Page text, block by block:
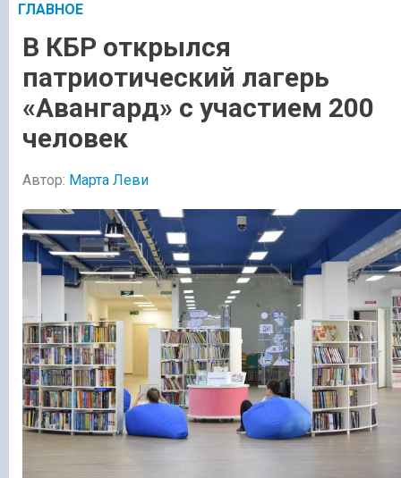
ГЛАВНОЕ
В КБР открылся
патриотический лагерь
«Авангард» с участием 200
человек
Автор: Марта Леви